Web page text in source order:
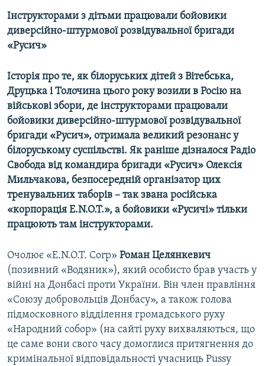
КТАТ
ДОЛУЧАЙСЯ!
Усі сайти RFE/RL
Інструкторами з дітьми працювали бойовики
диверсійно-штурмової розвідувальної бригади
«Русич»
Історія про те, як білоруських дітей з Вітебська,
Друцька і Толочина цього року возили в Росію на
військові збори, де інструкторами працювали
бойовики диверсійно-штурмової розвідувальної
бригади «Русич», отримала великий резонанс у
білоруському суспільстві. Як раніше дізналося Радіо
Свобода від командира бригади «Русич» Олексія
Мильчакова, безпосередній організатор цих
тренувальних таборів – так звана російська
«корпорація E.N.O.T.», а бойовики «Русичі» тільки
працюють там інструкторами.
Очолює «E.N.O.T. Corp» Роман Целянкевич
(позивний «Водяник»), який особисто брав участь у
війні на Донбасі проти України. Він член правління
«Союзу добровольців Донбасу», а також голова
підмосковного відділення громадського руху
«Народний собор» (на сайті руху вихваляються, що
це саме вони свого часу домоглися притягнення до
кримінальної відповідальності учасниць Pussy